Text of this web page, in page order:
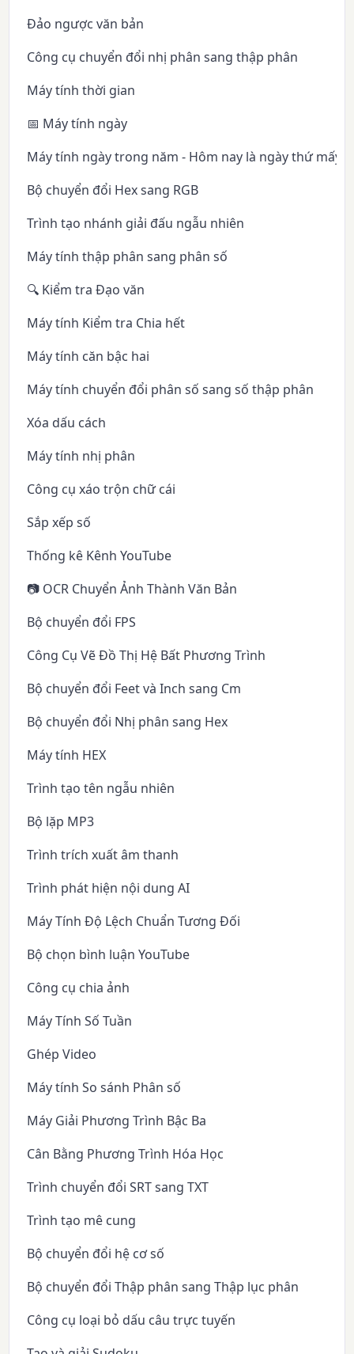
Đảo ngược văn bản
Công cụ chuyển đổi nhị phân sang thập phân
Máy tính thời gian
📅 Máy tính ngày
Máy tính ngày trong năm - Hôm nay là ngày thứ mấy
Bộ chuyển đổi Hex sang RGB
Trình tạo nhánh giải đấu ngẫu nhiên
Máy tính thập phân sang phân số
🔍 Kiểm tra Đạo văn
Máy tính Kiểm tra Chia hết
Máy tính căn bậc hai
Máy tính chuyển đổi phân số sang số thập phân
Xóa dấu cách
Máy tính nhị phân
Công cụ xáo trộn chữ cái
Sắp xếp số
Thống kê Kênh YouTube
📷 OCR Chuyển Ảnh Thành Văn Bản
Bộ chuyển đổi FPS
Công Cụ Vẽ Đồ Thị Hệ Bất Phương Trình
Bộ chuyển đổi Feet và Inch sang Cm
Bộ chuyển đổi Nhị phân sang Hex
Máy tính HEX
Trình tạo tên ngẫu nhiên
Bộ lặp MP3
Trình trích xuất âm thanh
Trình phát hiện nội dung AI
Máy Tính Độ Lệch Chuẩn Tương Đối
Bộ chọn bình luận YouTube
Công cụ chia ảnh
Máy Tính Số Tuần
Ghép Video
Máy tính So sánh Phân số
Máy Giải Phương Trình Bậc Ba
Cân Bằng Phương Trình Hóa Học
Trình chuyển đổi SRT sang TXT
Trình tạo mê cung
Bộ chuyển đổi hệ cơ số
Bộ chuyển đổi Thập phân sang Thập lục phân
Công cụ loại bỏ dấu câu trực tuyến